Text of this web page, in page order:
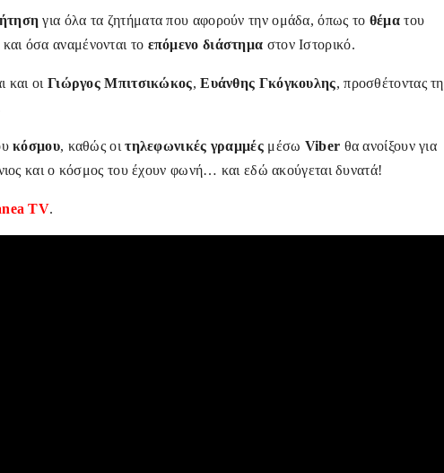
για όλα τα ζητήματα που αφορούν την ομάδα, όπως το θέματου
και όσα αναμένονται το επόμενο διάστημα στον Ιστορικό.
και οι Γιώργος Μπιτσικώκος,Ευάνθης Γκόγκουλης, προσθέτοντας τη
κόσμου, καθώς οιτηλεφωνικές γραμμές μέσω Viber θα ανοίξουν για
και ο κόσμος του έχουν φωνή… και εδώ ακούγεται δυνατά!
TV.